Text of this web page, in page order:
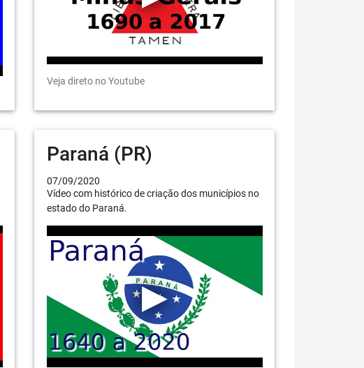
Veja direto no Youtube
Paraná (PR)
07/09/2020
Vídeo com histórico de criação dos municípios no
estado do Paraná.